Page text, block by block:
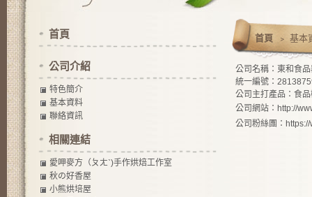
首頁 ﹥ 基本
公司名稱：東和食
統一編號：
公司主打產品：食
公司網站： http://
公司粉絲團：
首頁
公司介紹
特色簡介
基本資料
聯絡資訊
相關連結
愛呷麥方（ㄆㄤˋ)手作烘焙工作室
秋の好香屋
小熊烘培屋